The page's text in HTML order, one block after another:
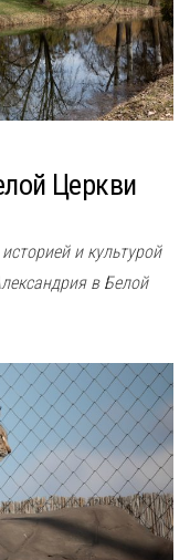
Церкви
и культурой
в Белой